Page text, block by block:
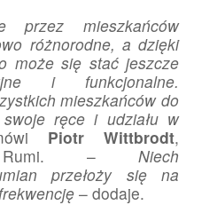
przez mieszkańców
różnorodne, a dzięki
może się stać jeszcze
i funkcjonalne.
mieszkańców do
ręce i udziału w
Piotr Wittbrodt,
Rumi. – Niech
przełoży się na
– dodaje.